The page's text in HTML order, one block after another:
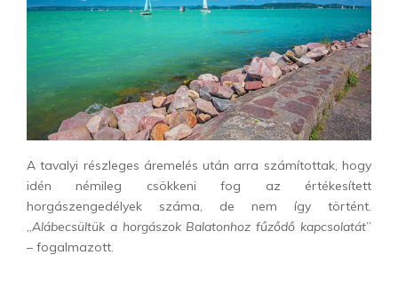
A tavalyi részleges áremelés után arra számítottak, hogy
idén némileg csökkeni fog az értékesített
horgászengedélyek száma, de nem így történt.
„Alábecsültük a horgászok Balatonhoz fűződő kapcsolatát”
– fogalmazott.